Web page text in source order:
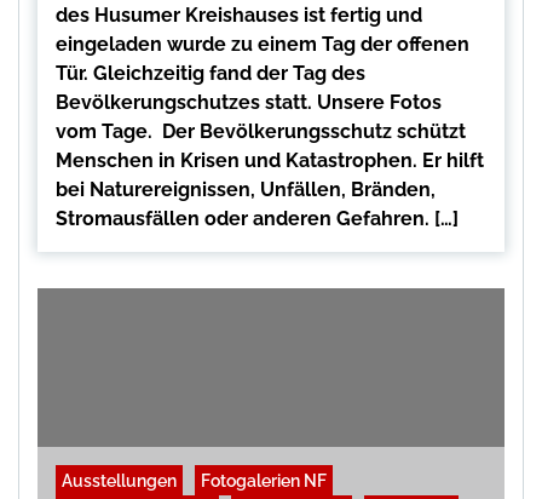
des Husumer Kreishauses ist fertig und
eingeladen wurde zu einem Tag der offenen
Tür. Gleichzeitig fand der Tag des
Bevölkerungschutzes statt. Unsere Fotos
vom Tage. Der Bevölkerungsschutz schützt
Menschen in Krisen und Katastrophen. Er hilft
bei Naturereignissen, Unfällen, Bränden,
Stromausfällen oder anderen Gefahren. […]
Ausstellungen
Fotogalerien NF